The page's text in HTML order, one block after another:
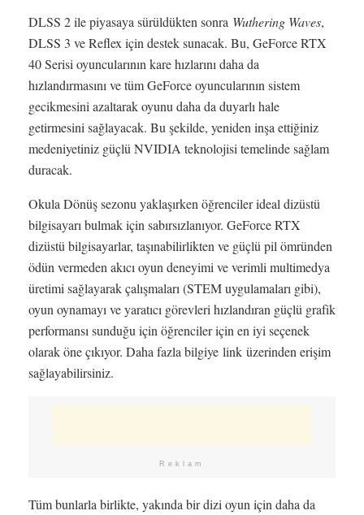
DLSS 2 ile piyasaya sürüldükten sonra Wuthering Waves,
DLSS 3 ve Reflex için destek sunacak. Bu, GeForce RTX
40 Serisi oyuncularının kare hızlarını daha da
hızlandırmasını ve tüm GeForce oyuncularının sistem
gecikmesini azaltarak oyunu daha da duyarlı hale
getirmesini sağlayacak. Bu şekilde, yeniden inşa ettiğiniz
medeniyetiniz güçlü NVIDIA teknolojisi temelinde sağlam
duracak.
Okula Dönüş sezonu yaklaşırken öğrenciler ideal dizüstü
bilgisayarı bulmak için sabırsızlanıyor. GeForce RTX
dizüstü bilgisayarlar, taşınabilirlikten ve güçlü pil ömründen
ödün vermeden akıcı oyun deneyimi ve verimli multimedya
üretimi sağlayarak çalışmaları (STEM uygulamaları gibi),
oyun oynamayı ve yaratıcı görevleri hızlandıran güçlü grafik
performansı sunduğu için öğrenciler için en iyi seçenek
olarak öne çıkıyor. Daha fazla bilgiye link üzerinden erişim
sağlayabilirsiniz.
Reklam
Tüm bunlarla birlikte, yakında bir dizi oyun için daha da